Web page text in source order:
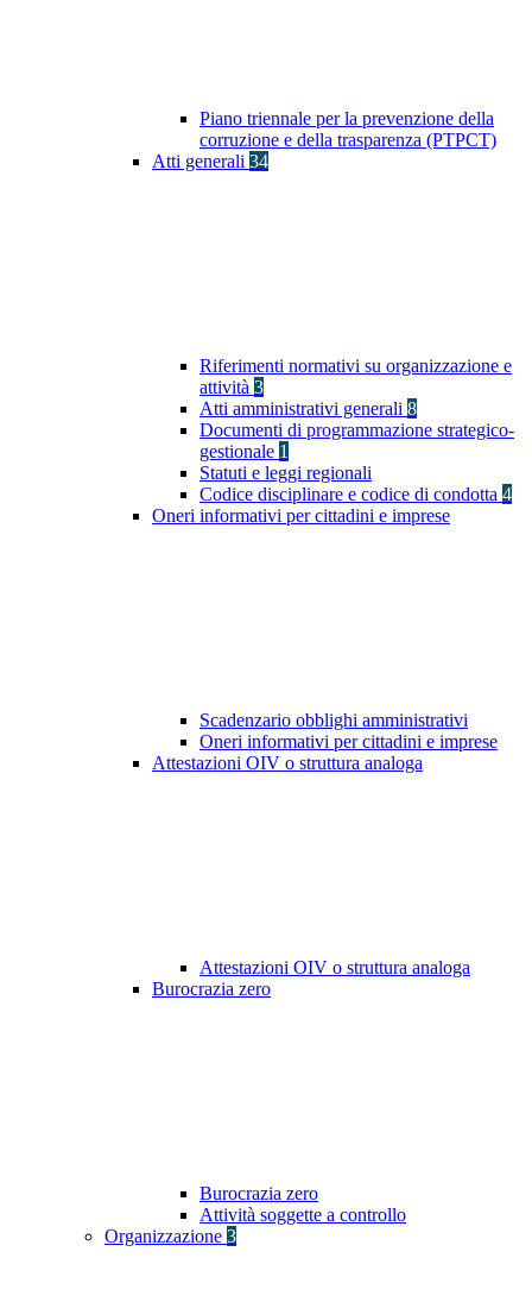
Piano triennale per la prevenzione della
corruzione e della trasparenza (PTPCT)
Atti generali 34
Riferimenti normativi su organizzazione e
attività 3
Atti amministrativi generali 8
Documenti di programmazione strategico-
gestionale 1
Statuti e leggi regionali
Codice disciplinare e codice di condotta 4
Oneri informativi per cittadini e imprese
Scadenzario obblighi amministrativi
Oneri informativi per cittadini e imprese
Attestazioni OIV o struttura analoga
Attestazioni OIV o struttura analoga
Burocrazia zero
Burocrazia zero
Attività soggette a controllo
Organizzazione 3